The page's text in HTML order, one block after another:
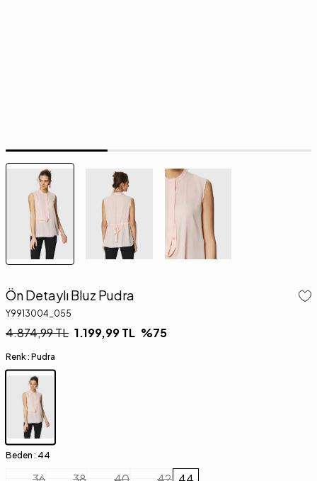
Ön Detaylı Bluz Pudra
Y9913004_055
4.874,99TL 1.199,99TL %75
Renk : Pudra
Beden : 44